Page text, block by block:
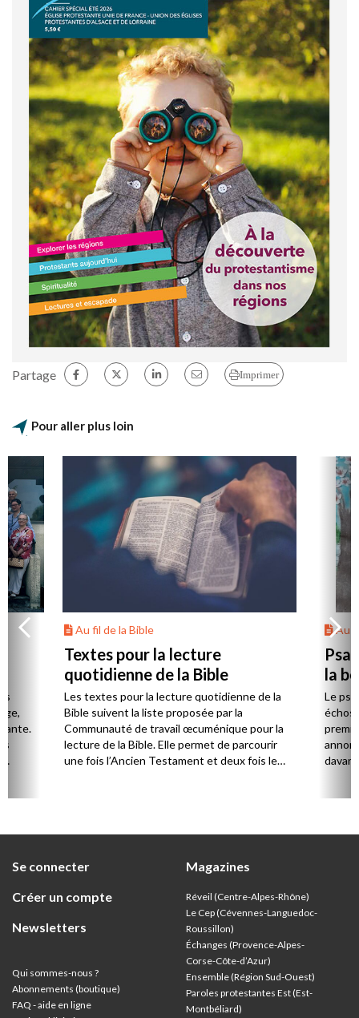
Partage Imprimer
Pour aller plus loin
Au fil de la Bible
Textes pour la lecture
quotidienne de la Bible
Les textes pour la lecture quotidienne de la
Bible suivent la liste proposée par la
Communauté de travail œcuménique pour la
lecture de la Bible. Elle permet de parcourir
une fois l’Ancien Testament et deux fois le
Au
la
Le
échos
Se connecter
Créer un compte
Newsletters
Qui sommes-nous ?
Abonnements (boutique)
FAQ - aide en ligne
Magazines
Réveil (Centre-Alpes-Rhône)
Le Cep (Cévennes-Languedoc-
Roussillon)
Échanges (Provence-Alpes-
Corse-Côte-d’Azur)
Ensemble (Région Sud-Ouest)
Paroles protestantes Est (Est-
Montbéliard)